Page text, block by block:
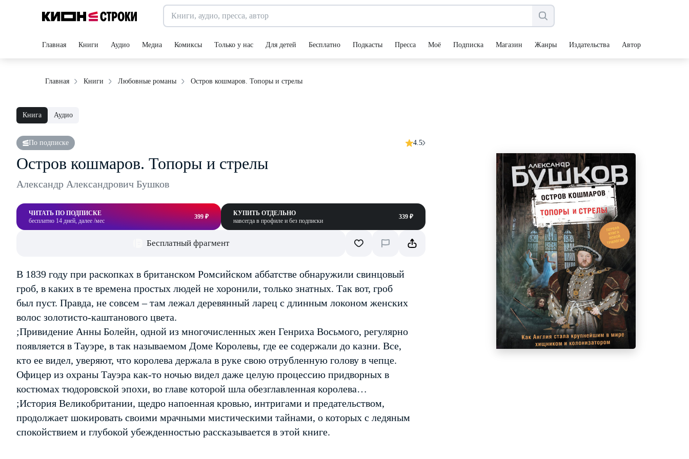
Главная Книги Аудио Медиа Комиксы Только у нас Для детей Бесплатно Подкасты Пресса Моё Подписка Магазин Жанры Издательства Авторы
Главная Книги Любовные романы Остров кошмаров. Топоры и стрелы
Книга Аудио
По подписке 4.5
Остров кошмаров. Топоры и стрелы
Александр Александрович Бушков
ЧИТАТЬ ПО ПОДПИСКЕ
бесплатно 14 дней, далее /мес
399 ₽
КУПИТЬ ОТДЕЛЬНО
навсегда в профиле и без подписки
339 ₽
Бесплатный фрагмент
В 1839 году при раскопках в британском Ромсийском аббатстве обнаружили свинцовый
гроб, в каких в те времена простых людей не хоронили, только знатных. Так вот, гроб
был пуст. Правда, не совсем – там лежал деревянный ларец с длинным локоном женских
волос золотисто-каштанового цвета.
;Привидение Анны Болейн, одной из многочисленных жен Генриха Восьмого, регулярно
появляется в Тауэре, в так называемом Доме Королевы, где ее содержали до казни. Все,
кто ее видел, уверяют, что королева держала в руке свою отрубленную голову в чепце.
Офицер из охраны Тауэра как-то ночью видел даже целую процессию придворных в
костюмах тюдоровской эпохи, во главе которой шла обезглавленная королева…
;История Великобритании, щедро напоенная кровью, интригами и предательством,
продолжает шокировать своими мрачными мистическими тайнами, о которых с ледяным
спокойствием и глубокой убежденностью рассказывается в этой книге.